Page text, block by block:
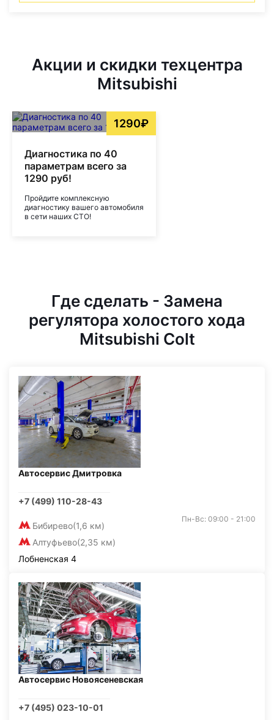
Акции и скидки техцентра
Mitsubishi
1290₽
Диагностика по 40
параметрам всего за
1290 руб!
Пройдите комплексную
диагностику вашего автомобиля
в сети наших СТО!
Где сделать - Замена
регулятора холостого хода
Mitsubishi Colt
Автосервис Дмитровка
+7 (499) 110-28-43
Бибирево(1,6 км)
Алтуфьево(2,35 км)
Пн-Вс: 09:00 - 21:00
Лобненская 4
Автосервис Новоясеневская
+7 (495) 023-10-01